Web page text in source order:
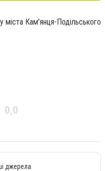
міста Кам'янця-Подільського
0,0
джерела